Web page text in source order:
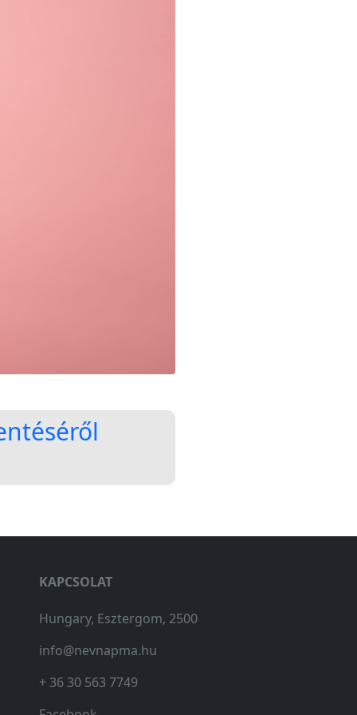
KAPCSOLAT
Hungary, Esztergom, 2500
info@nevnapma.hu
+ 36 30 563 7749